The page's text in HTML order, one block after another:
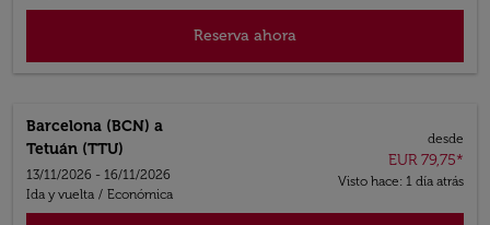
Reserva ahora
Barcelona (BCN) a
Tetuán (TTU)
13/11/2026 - 16/11/2026
Ida y vuelta / Económica
desde
EUR 79,75*
Visto hace: 1 día atrás